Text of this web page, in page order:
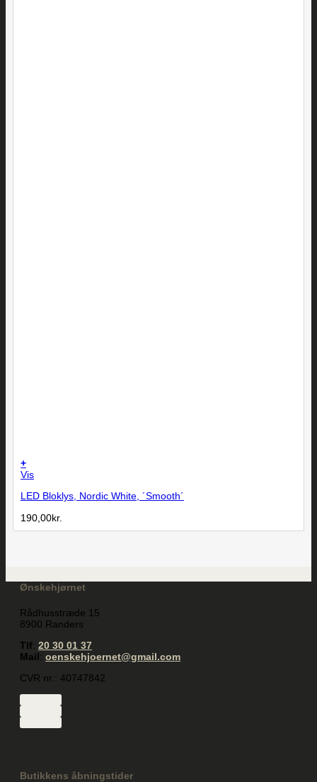
+
Vis
LED Bloklys, Nordic White, ´Smooth´
190,00kr.
Ønskehjørnet
Rådhusstræde 15
8900 Randers
Tlf: 20 30 01 37
Mail: oenskehjoernet@gmail.com
CVR nr.: 40747842
Butikkens åbningstider